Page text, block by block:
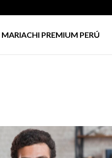
MARIACHI PREMIUM PERÚ